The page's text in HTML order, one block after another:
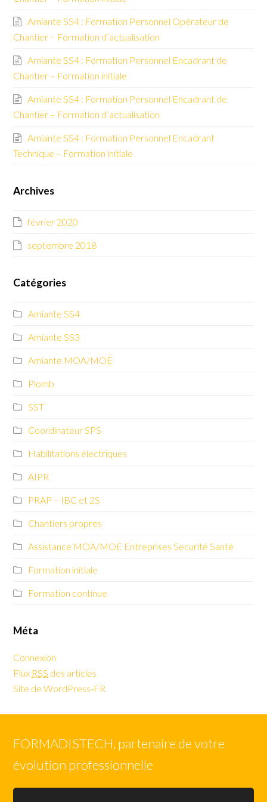
Amiante SS4 : Formation Personnel Opérateur de
Chantier – Formation d’actualisation
Amiante SS4 : Formation Personnel Encadrant de
Chantier – Formation initiale
Amiante SS4 : Formation Personnel Encadrant de
Chantier – Formation d’actualisation
Amiante SS4 : Formation Personnel Encadrant
Technique – Formation initiale
Archives
février 2020
septembre 2018
Catégories
Amiante SS4
Amiante SS3
Amiante MOA/MOE
Plomb
SST
Coordinateur SPS
Habilitations électriques
AIPR
PRAP – IBC et 2S
Chantiers propres
Assistance MOA/MOE Entreprises Securité Santé
Formation initiale
Formation continue
Méta
Connexion
Flux RSS des articles
Site de WordPress-FR
FORMADISTECH, partenaire de votre
évolution professionnelle